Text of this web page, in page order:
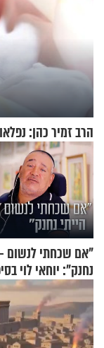
הרב זמיר כהן:
"אם שכחתי לנשום
נחנק": יוחאי לוי
מעורר השראה